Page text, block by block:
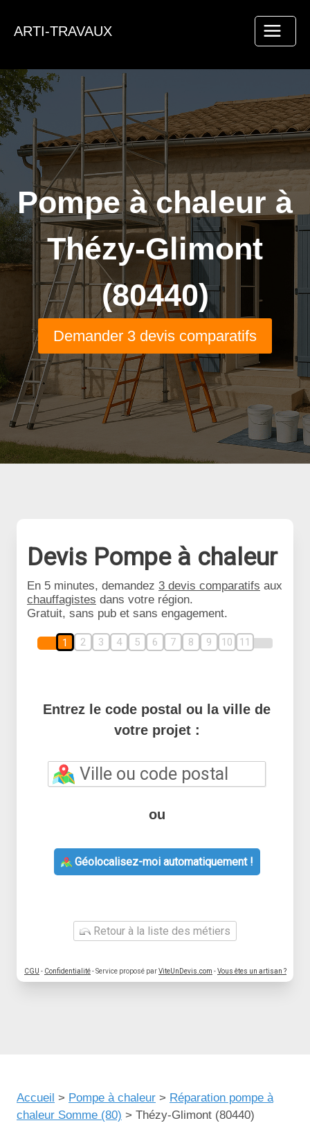
ARTI-TRAVAUX
Pompe à chaleur à
Thézy-Glimont
(80440)
Demander 3 devis comparatifs
Devis Pompe à chaleur
En 5 minutes, demandez 3 devis comparatifs aux
chauffagistes dans votre région.
Gratuit, sans pub et sans engagement.
1 2 3 4 5 6 7 8 9 10 11
Entrez le code postal ou la ville de
votre projet :
ou
Géolocalisez-moi automatiquement !
Retour à la liste des métiers
CGU - Confidentialité- Service proposé parViteUnDevis.com -Vous êtes un artisan ?
Accueil > Pompe à chaleur > Réparation pompe à
chaleur Somme (80) > Thézy-Glimont (80440)